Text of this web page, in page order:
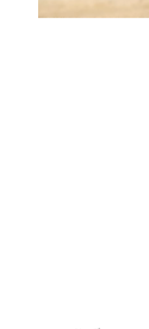
หัวบีบปูน
ช่วยในก